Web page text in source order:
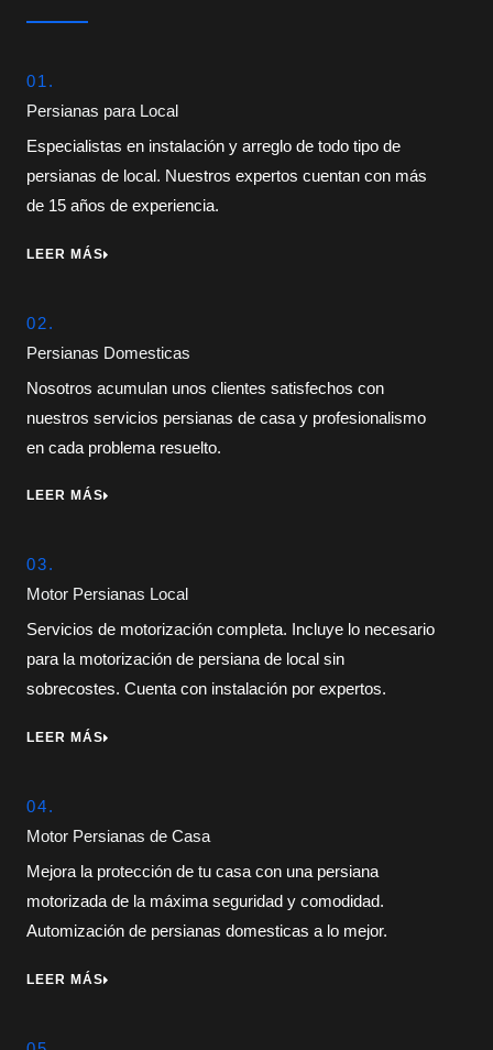
01.
Persianas para Local
Especialistas en instalación y arreglo de todo tipo de
persianas de local. Nuestros expertos cuentan con más
de 15 años de experiencia.
LEER MÁS
02.
Persianas Domesticas
Nosotros acumulan unos clientes satisfechos con
nuestros servicios persianas de casa y profesionalismo
en cada problema resuelto.
LEER MÁS
03.
Motor Persianas Local
Servicios de motorización completa. Incluye lo necesario
para la motorización de persiana de local sin
sobrecostes. Cuenta con instalación por expertos.
LEER MÁS
04.
Motor Persianas de Casa
Mejora la protección de tu casa con una persiana
motorizada de la máxima seguridad y comodidad.
Automización de persianas domesticas a lo mejor.
LEER MÁS